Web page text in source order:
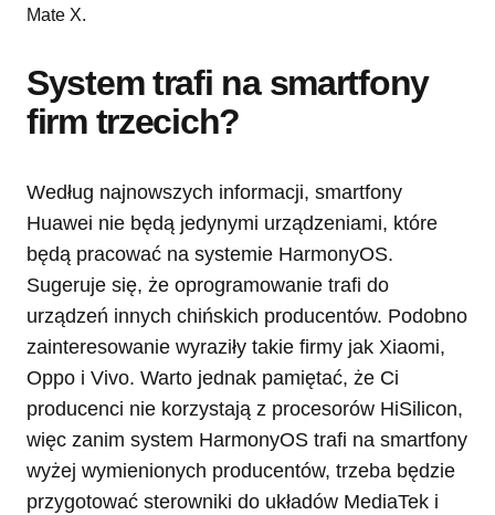
Mate X.
System trafi na smartfony
firm trzecich?
Według najnowszych informacji, smartfony
Huawei nie będą jedynymi urządzeniami, które
będą pracować na systemie HarmonyOS.
Sugeruje się, że oprogramowanie trafi do
urządzeń innych chińskich producentów. Podobno
zainteresowanie wyraziły takie firmy jak Xiaomi,
Oppo i Vivo. Warto jednak pamiętać, że Ci
producenci nie korzystają z procesorów HiSilicon,
więc zanim system HarmonyOS trafi na smartfony
wyżej wymienionych producentów, trzeba będzie
przygotować sterowniki do układów MediaTek i